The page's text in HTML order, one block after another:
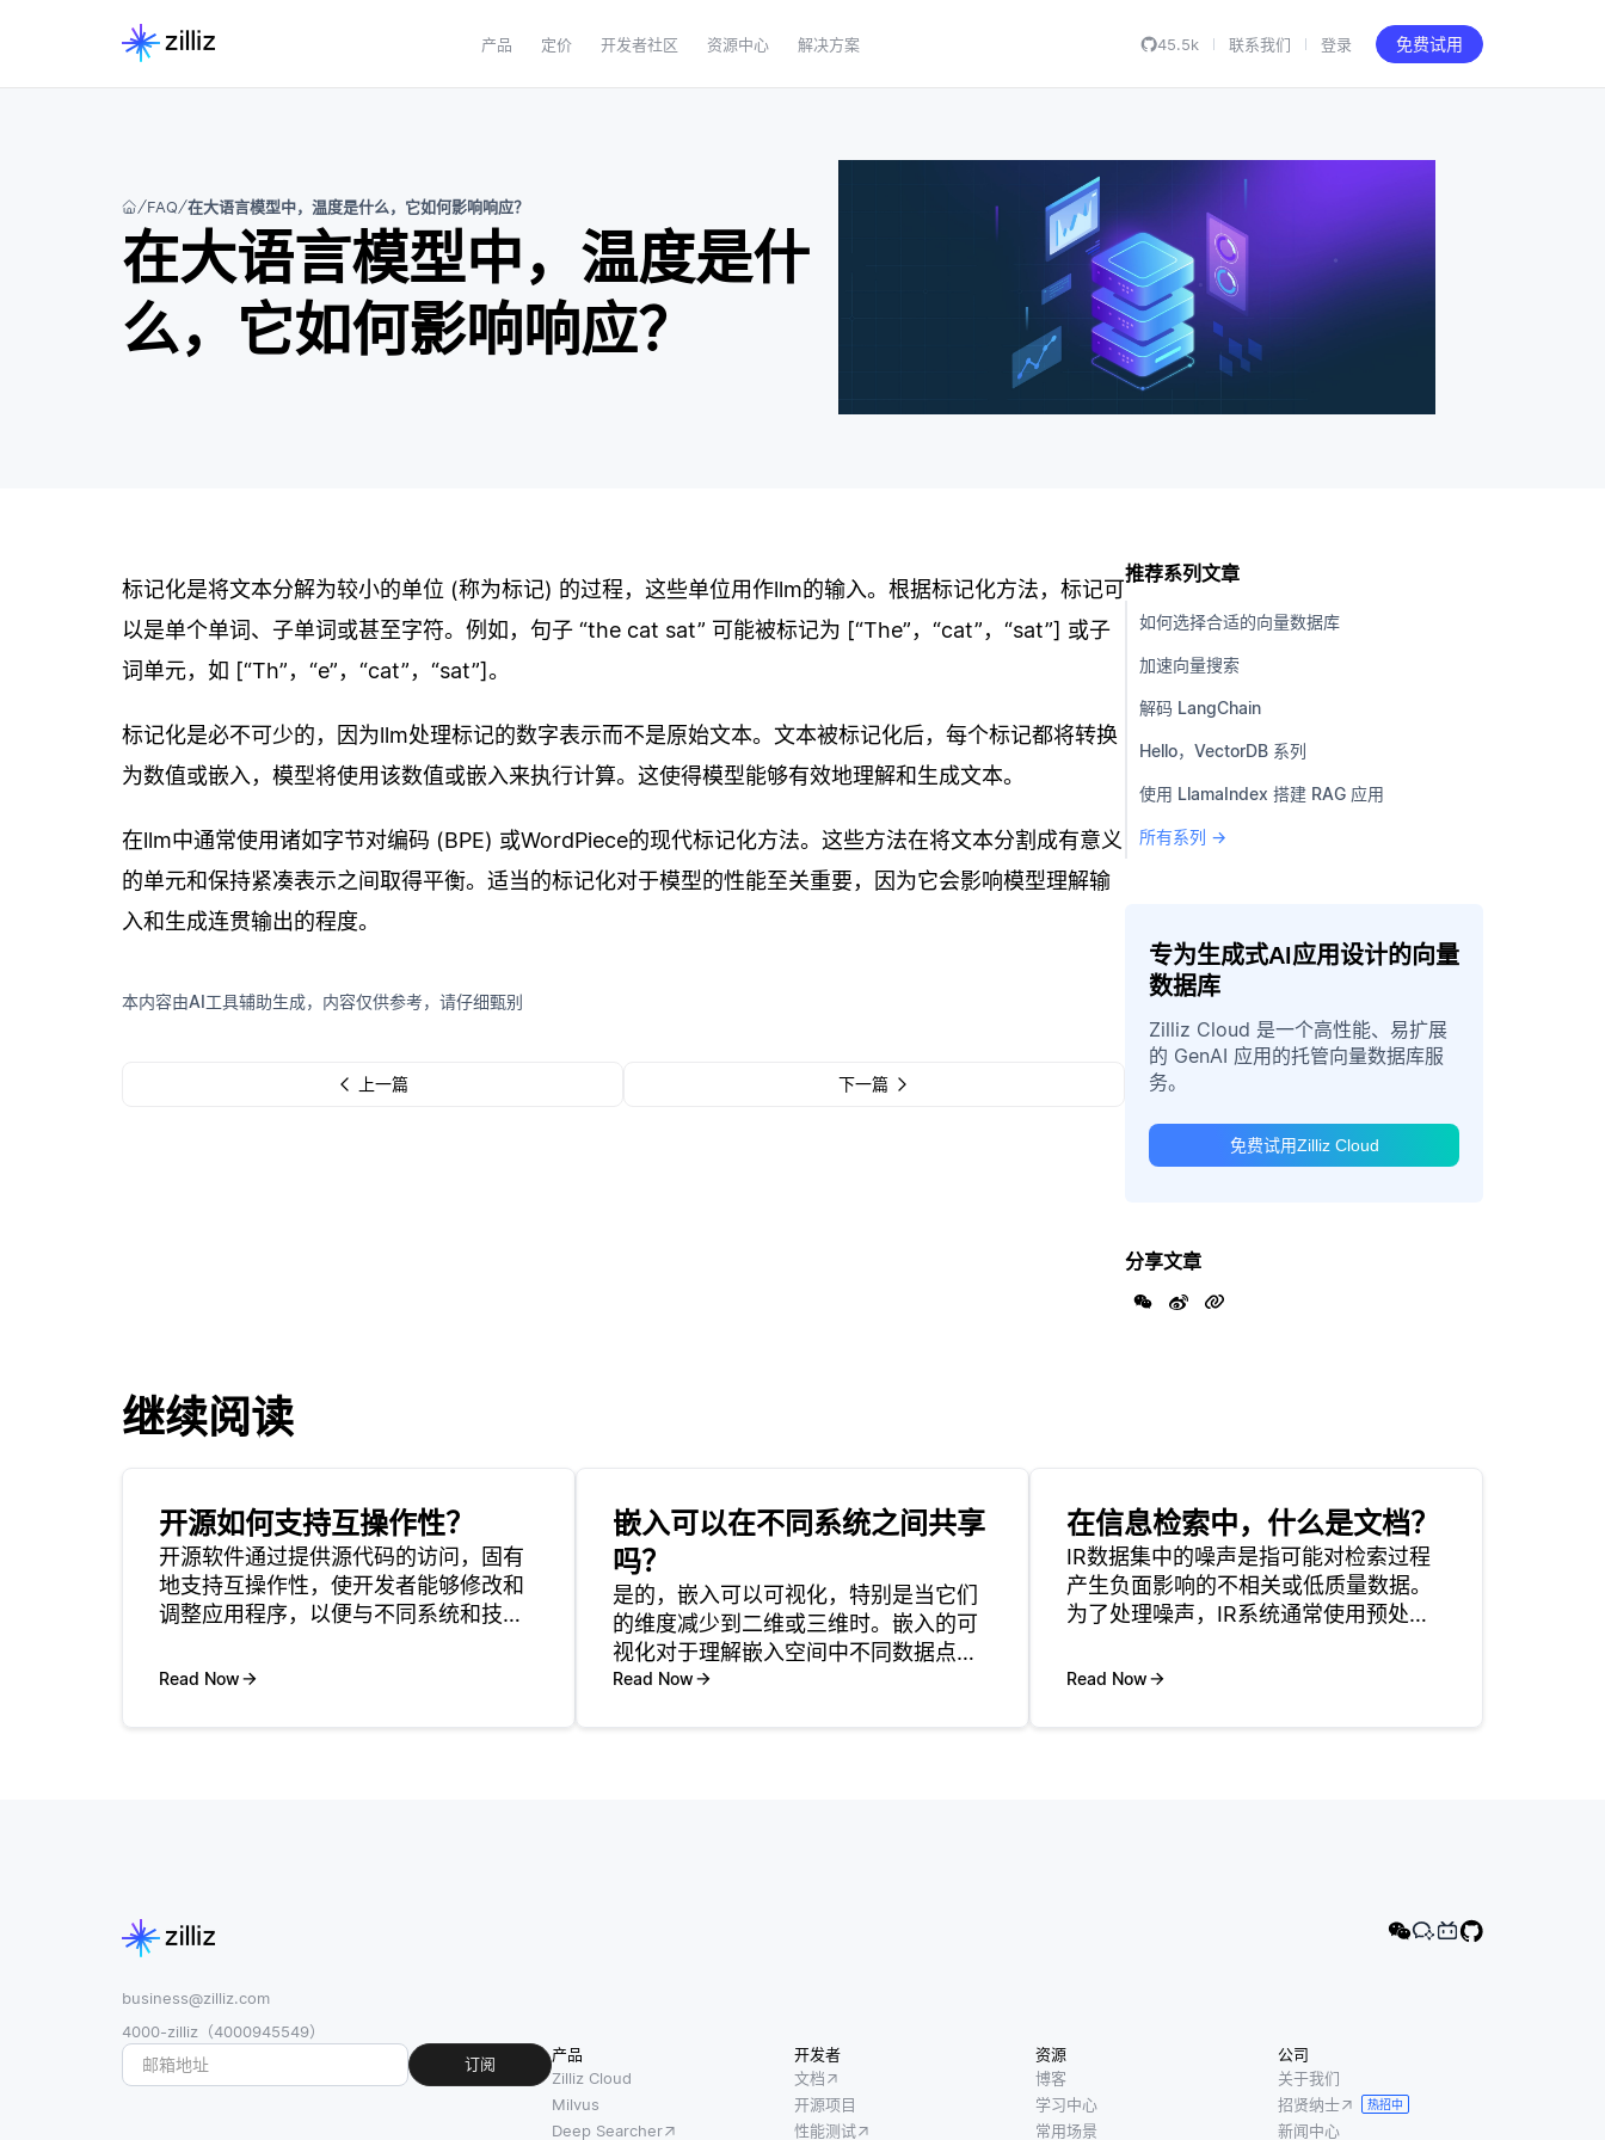
产品 定价 开发者社区 资源中心 解决方案 45.5k 联系我们 登录 免费试用
FAQ 在大语言模型中，温度是什么，它如何影响响应？
在大语言模型中，温度是什
么，它如何影响响应？
标记化是将文本分解为较小的单位 (称为标记) 的过程，这些单位用作llm的输入。根据标记化方法，标记可
以是单个单词、子单词或甚至字符。例如，句子 “the cat sat” 可能被标记为 [“The”，“cat”，“sat”] 或子
词单元，如 [“Th”，“e”，“cat”，“sat”]。
标记化是必不可少的，因为llm处理标记的数字表示而不是原始文本。文本被标记化后，每个标记都将转换
为数值或嵌入，模型将使用该数值或嵌入来执行计算。这使得模型能够有效地理解和生成文本。
在llm中通常使用诸如字节对编码 (BPE) 或WordPiece的现代标记化方法。这些方法在将文本分割成有意义
的单元和保持紧凑表示之间取得平衡。适当的标记化对于模型的性能至关重要，因为它会影响模型理解输
入和生成连贯输出的程度。
本内容由AI工具辅助生成，内容仅供参考，请仔细甄别
上一篇 下一篇
推荐系列文章
如何选择合适的向量数据库
加速向量搜索
解码 LangChain
Hello，VectorDB 系列
使用 LlamaIndex 搭建 RAG 应用
所有系列 →
专为生成式AI应用设计的向量
数据库
Zilliz Cloud 是一个高性能、易扩展
的 GenAI 应用的托管向量数据库服
务。
免费试用Zilliz Cloud
分享文章
继续阅读
开源如何支持互操作性？
开源软件通过提供源代码的访问，固有
地支持互操作性，使开发者能够修改和
调整应用程序，以便与不同系统和技术
合作，并促进了可以在多种平台上广泛
Read Now
嵌入可以在不同系统之间共享
吗？
是的，嵌入可以可视化，特别是当它们
的维度减少到二维或三维时。嵌入的可
视化对于理解嵌入空间中不同数据点之
间的关系很有用。可视化的一种常见方
Read Now
在信息检索中，什么是文档？
IR数据集中的噪声是指可能对检索过程
产生负面影响的不相关或低质量数据。
为了处理噪声，IR系统通常使用预处理
字符和不相关的内容)，并在索引之前过
Read Now
business@zilliz.com
4000-zilliz（4000945549）
订阅
产品
Zilliz Cloud
Milvus
Deep Searcher
开发者
文档
开源项目
性能测试
资源
博客
学习中心
常用场景
公司
关于我们
招贤纳士
热招中
新闻中心